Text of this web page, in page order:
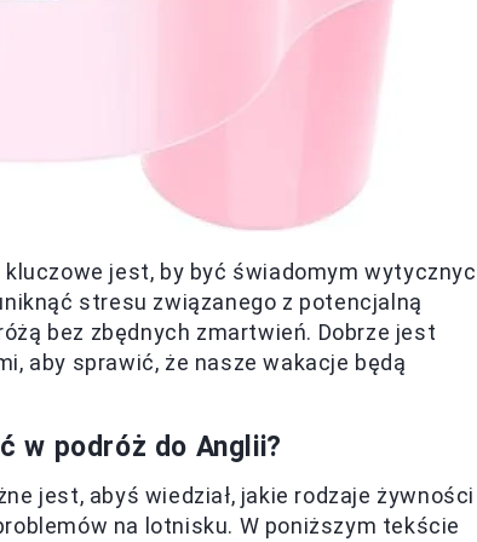
jest, by być świadomym
stresu związanego z potencjalną
bez zbędnych zmartwień. Dobrze jest
aby sprawić, że nasze wakacje będą
w podróż do Anglii?
jest, abyś wiedział, jakie rodzaje żywności
na lotnisku. W poniższym tekście